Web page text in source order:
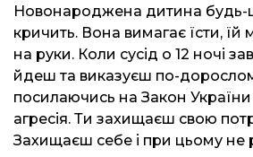
Новонароджена дитина будь-
кричить. Вона вимагає їсти, їй
на руки. Коли сусід о 12 ночі
йдеш та виказуєш по-
посилаючись на Закон
агресія. Ти захищаєш свою
Захищаєш себе і при цьому не